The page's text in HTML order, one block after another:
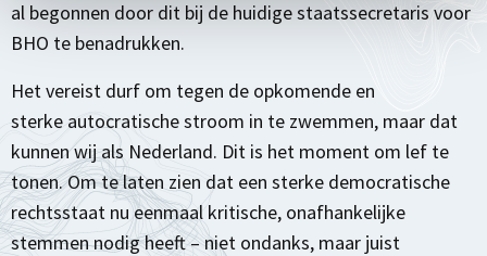
al begonnen door dit bij de huidige staatssecretaris voor
BHO te benadrukken.
Het vereist durf om tegen de opkomende en
sterke autocratische stroom in te zwemmen, maar dat
kunnen wij als Nederland. Dit is het moment om lef te
tonen. Om te laten zien dat een sterke democratische
rechtsstaat nu eenmaal kritische, onafhankelijke
stemmen nodig heeft – niet ondanks, maar juist